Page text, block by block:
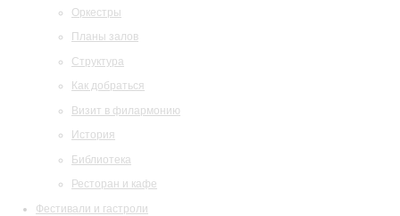
Оркестры
Планы залов
Структура
Как добраться
Визит в филармонию
История
Библиотека
Ресторан и кафе
Фестивали и гастроли